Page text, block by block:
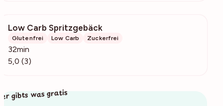
Low Carb Spritzgebäck
Glutenfrei Low Carb Zuckerfrei
32min
5,0 (3)
gibts was gratis